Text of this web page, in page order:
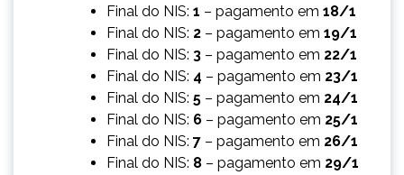
Final do NIS: 1 – pagamento em 18/1
Final do NIS: 2 – pagamento em 19/1
Final do NIS: 3 – pagamento em 22/1
Final do NIS: 4 – pagamento em 23/1
Final do NIS: 5 – pagamento em 24/1
Final do NIS: 6 – pagamento em 25/1
Final do NIS: 7 – pagamento em 26/1
Final do NIS: 8 – pagamento em 29/1